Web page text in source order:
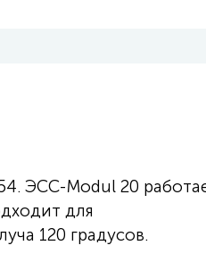
ЭСС-Modul 20
для
120 градусов.